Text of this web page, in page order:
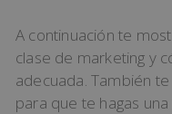
A continuación te
clase de marketing y
adecuada. También
para que te hagas